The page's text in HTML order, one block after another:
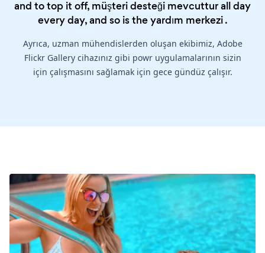
and to top it off, müşteri desteği mevcuttur all day
every day, and so is theyardım merkezi.
Ayrıca, uzman mühendislerden oluşan ekibimiz, Adobe
Flickr Gallery cihazınız gibi powr uygulamalarının sizin
için çalışmasını sağlamak için gece gündüz çalışır.